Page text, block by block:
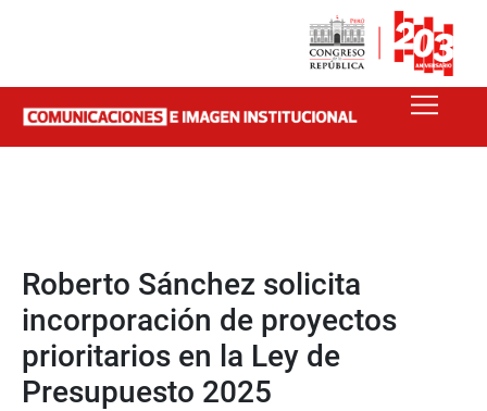
Roberto Sánchez solicita
incorporación de proyectos
prioritarios en la Ley de
Presupuesto 2025